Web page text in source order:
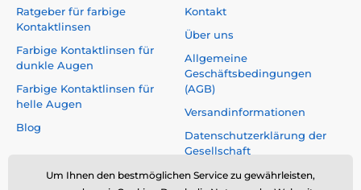
Ratgeber für farbige
Kontaktlinsen
Farbige Kontaktlinsen für
dunkle Augen
Farbige Kontaktlinsen für
helle Augen
Blog
Kontakt
Über uns
Allgemeine
Geschäftsbedingungen
(AGB)
Versandinformationen
Datenschutzerklärung der
Gesellschaft
Reklamationen und Rücktritt
Um Ihnen den bestmöglichen Service zu gewährleisten,